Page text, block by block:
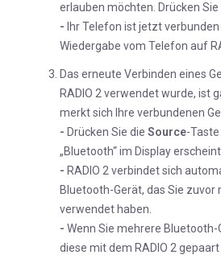
erlauben möchten. Drücken Sie
- Ihr Telefon ist jetzt
Wiedergabe vom Telefon auf
Das erneute Verbinden eines
RADIO 2 verwendet wurde, ist
merkt sich Ihre verbundenen
- Drücken Sie die Source-Taste
„Bluetooth“ im Display erscheint.
- RADIO 2 verbindet sich
Bluetooth-Gerät, das Sie zuvor
verwendet haben.
- Wenn Sie mehrere
diese mit dem RADIO 2